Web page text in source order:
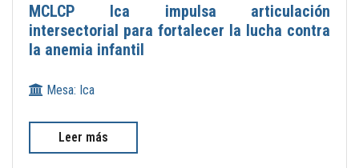
MCLCP Ica impulsa articulación
intersectorial para fortalecer la lucha contra
la anemia infantil
Mesa: Ica
Leer más